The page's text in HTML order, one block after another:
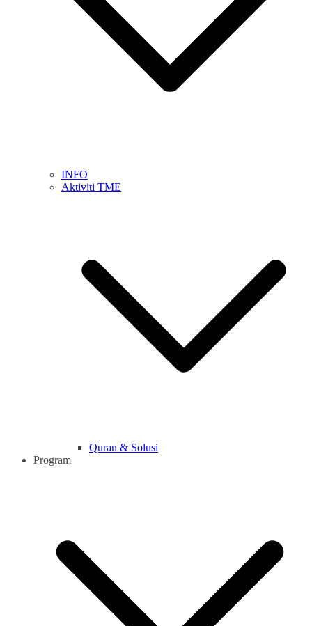
INFO
Aktiviti TME
Quran & Solusi
Program